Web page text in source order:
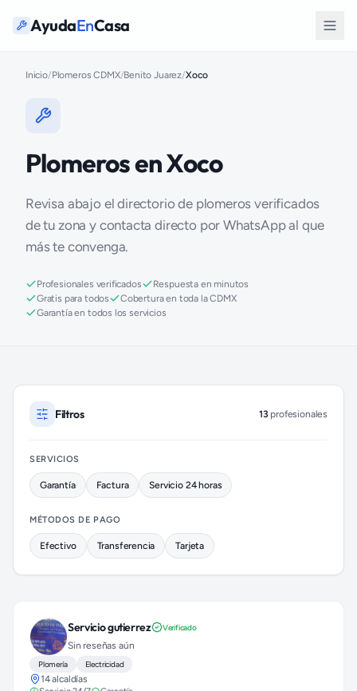
AyudaEnCasa
Inicio/Plomeros CDMX/Benito Juarez/Xoco
Plomeros en Xoco
Revisa abajo el directorio de plomeros verificados
de tu zona y contacta directo por WhatsApp al que
más te convenga.
Profesionales verificados
Respuesta en minutos
Gratis para todos
Cobertura en toda la CDMX
Garantía en todos los servicios
Plomeros disponibles en Benito Juárez (colonia Xoco)
Filtros 13 profesionales
SERVICIOS
Garantía Factura Servicio 24 horas
MÉTODOS DE PAGO
Efectivo Transferencia Tarjeta
Servicio gutierrez Verificado
Sin reseñas aún
Plomería Electricidad
14 alcaldías